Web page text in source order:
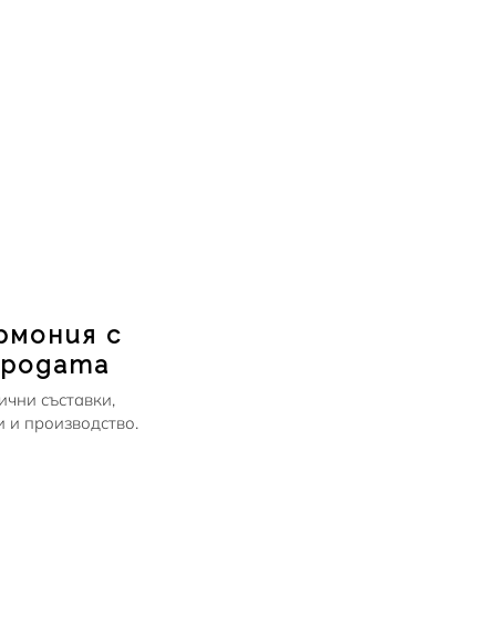
с
съставки,
и производство.